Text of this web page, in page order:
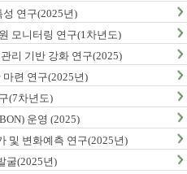
연구(2025년)
모니터링 연구(1차년도)
리 기반 강화 연구(2025)
련 연구(2025년)
(7차년도)
운영 (2025)
및 변화예측 연구(2025년)
굴(2025년)